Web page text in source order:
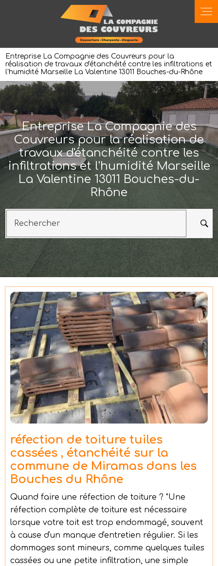
Entreprise La Compagnie des Couvreurs pour la
réalisation de travaux d'étanchéité contre les infiltrations et
l'humidité Marseille La Valentine 13011 Bouches-du-Rhône
Entreprise La Compagnie des
Couvreurs pour la réalisation de
travaux d'étanchéité contre les
infiltrations et l'humidité Marseille
La Valentine 13011 Bouches-du-
Rhône
Rechercher
réfection de toiture tuiles
cassées , étanchéité sur la
commune de Miramas dans les
Bouches du Rhône
Quand faire une réfection de toiture ? "Une
réfection complète de toiture est nécessaire
lorsque votre toit est trop endommagé, souvent
à cause d'un manque d'entretien régulier. Si les
dommages sont mineurs, comme quelques tuiles
cassées ou une petite infiltration, une simple
Panneau de gestion des cookies